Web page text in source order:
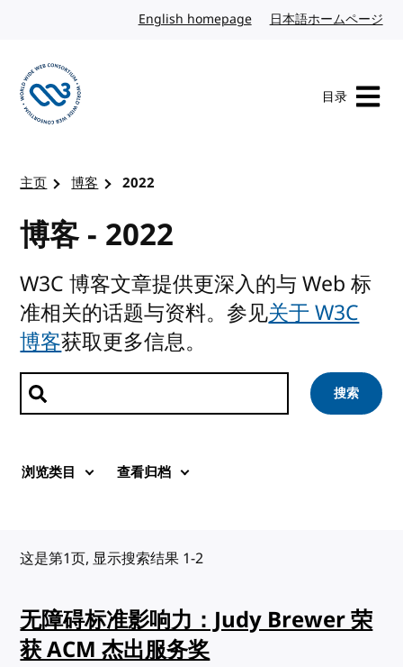
English homepage英文日本語ホームページ
目录
主页 博客 2022
博客 - 2022
W3C 博客文章提供更深入的与 Web 标
准相关的话题与资料。参见关于 W3C
博客获取更多信息。
搜索文章 搜索
浏览类目 查看归档
这是第1页, 显示搜索结果 1-2
无障碍标准影响力：Judy Brewer 荣
获 ACM 杰出服务奖